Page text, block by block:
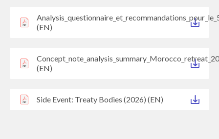
(EN)
(EN)
Side Event: Treaty Bodies (2026) (EN)